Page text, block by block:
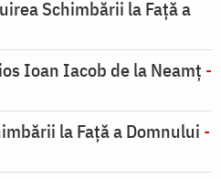
Schimbării la Faţă a
Ioan Iacob de la Neamț -
la Faţă a Domnului -